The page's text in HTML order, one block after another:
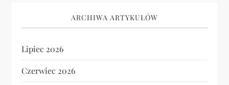
ARCHIWA ARTYKUŁÓW
Lipiec 2026
Czerwiec 2026